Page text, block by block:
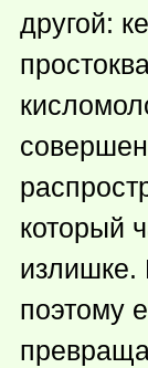
другой:
который
излишке.
поэтому